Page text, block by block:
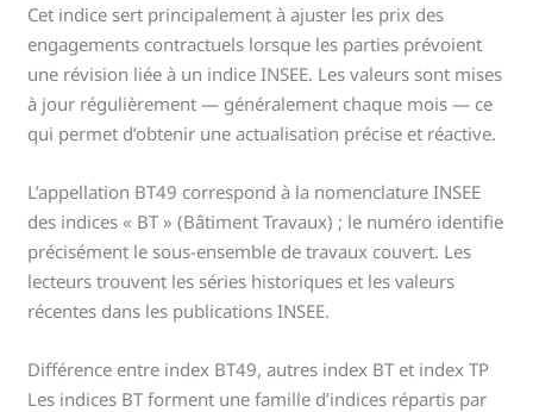
Cet indice sert principalement à ajuster les prix des
engagements contractuels lorsque les parties prévoient
une révision liée à un indice INSEE. Les valeurs sont mises
à jour régulièrement — généralement chaque mois — ce
qui permet d’obtenir une actualisation précise et réactive.
L’appellation BT49 correspond à la nomenclature INSEE
des indices « BT » (Bâtiment Travaux) ; le numéro identifie
précisément le sous-ensemble de travaux couvert. Les
lecteurs trouvent les séries historiques et les valeurs
récentes dans les publications INSEE.
Différence entre index BT49, autres index BT et index TP
Les indices BT forment une famille d’indices répartis par